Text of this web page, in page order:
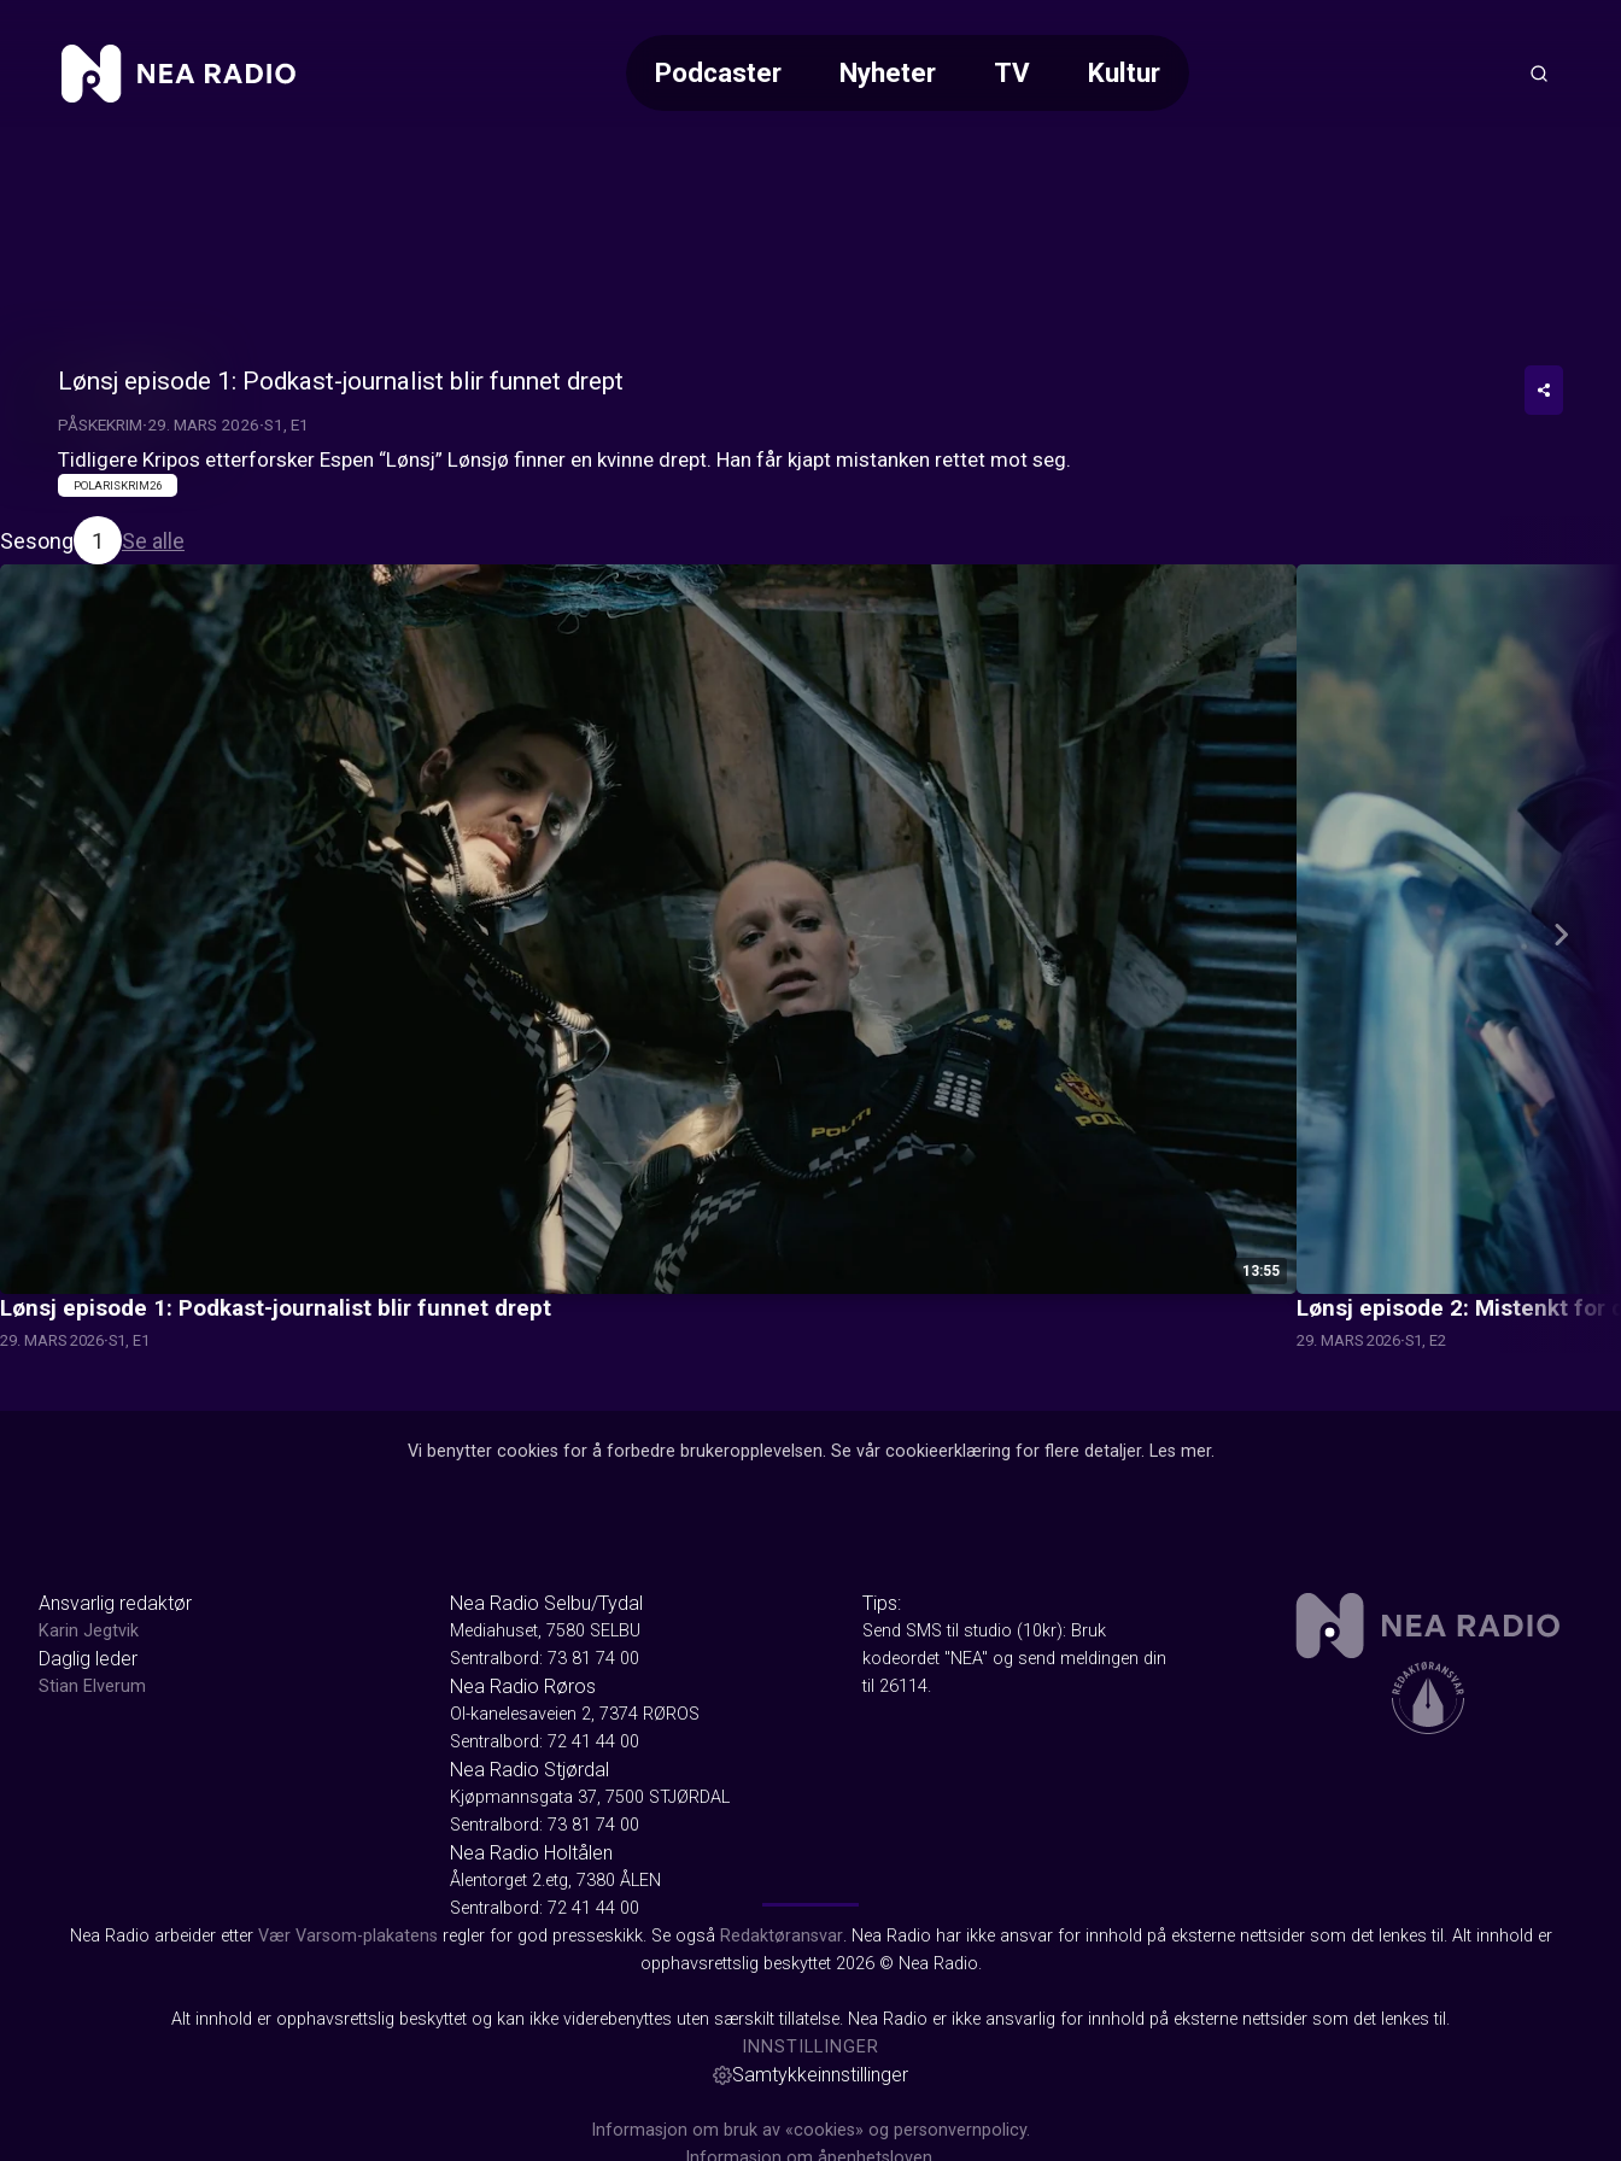
Podcaster Nyheter TV Kultur
Lønsj episode 1: Podkast-journalist blir funnet drept
PÅSKEKRIM 29. MARS 2026 S1, E1
Tidligere Kripos etterforsker Espen “Lønsj” Lønsjø finner en kvinne drept. Han får kjapt mistanken rettet mot seg.
POLARISKRIM26
Sesong 1 Se alle
13:55
Lønsj episode 1: Podkast-journalist blir funnet drept
29. MARS 2026 S1, E1
Lønsj episode 2: Mistenkt for
29. MARS 2026 S1, E2
Vi benytter cookies for å forbedre brukeropplevelsen. Se vår cookieerklæring for flere detaljer. Les mer.
Ansvarlig redaktør
Karin Jegtvik
Daglig leder
Stian Elverum
Nea Radio Selbu/Tydal
Mediahuset, 7580 SELBU
Sentralbord: 73 81 74 00
Nea Radio Røros
Ol-kanelesaveien 2, 7374 RØROS
Sentralbord: 72 41 44 00
Nea Radio Stjørdal
Kjøpmannsgata 37, 7500 STJØRDAL
Sentralbord: 73 81 74 00
Nea Radio Holtålen
Ålentorget 2.etg, 7380 ÅLEN
Sentralbord: 72 41 44 00
Tips:
Send SMS til studio (10kr): Bruk
kodeordet "NEA" og send meldingen din
til 26114.
Nea Radio arbeider etter Vær Varsom-plakatens regler for god presseskikk. Se også Redaktøransvar. Nea Radio har ikke ansvar for innhold på eksterne nettsider som det lenkes til. Alt innhold er
opphavsrettslig beskyttet 2026 © Nea Radio.
Alt innhold er opphavsrettslig beskyttet og kan ikke viderebenyttes uten særskilt tillatelse. Nea Radio er ikke ansvarlig for innhold på eksterne nettsider som det lenkes til.
INNSTILLINGER
Samtykkeinnstillinger
Informasjon om bruk av «cookies» og personvernpolicy.